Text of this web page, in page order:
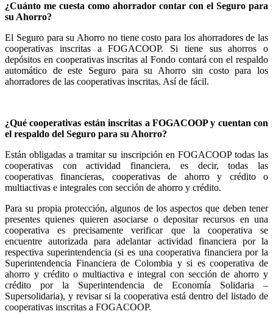
¿Cuánto me cuesta como ahorrador contar con el Seguro para
su Ahorro?
El Seguro para su Ahorro no tiene costo para los ahorradores de las
cooperativas inscritas a FOGACOOP. Si tiene sus ahorros o
depósitos en cooperativas inscritas al Fondo contará con el respaldo
automático de este Seguro para su Ahorro sin costo para los
ahorradores de las cooperativas inscritas. Así de fácil.
¿Qué cooperativas están inscritas a FOGACOOP y cuentan con
el respaldo del Seguro para su Ahorro?
Están obligadas a tramitar su inscripción en FOGACOOP todas las
cooperativas con actividad financiera, es decir, todas las
cooperativas financieras, cooperativas de ahorro y crédito o
multiactivas e integrales con sección de ahorro y crédito.
Para su propia protección, algunos de los aspectos que deben tener
presentes quienes quieren asociarse o depositar recursos en una
cooperativa es precisamente verificar que la cooperativa se
encuentre autorizada para adelantar actividad financiera por la
respectiva superintendencia (si es una cooperativa financiera por la
Superintendencia Financiera de Colombia y si es cooperativa de
ahorro y crédito o multiactiva e integral con sección de ahorro y
crédito por la Superintendencia de Economía Solidaria –
Supersolidaria), y revisar si la cooperativa está dentro del listado de
cooperativas inscritas a FOGACOOP.